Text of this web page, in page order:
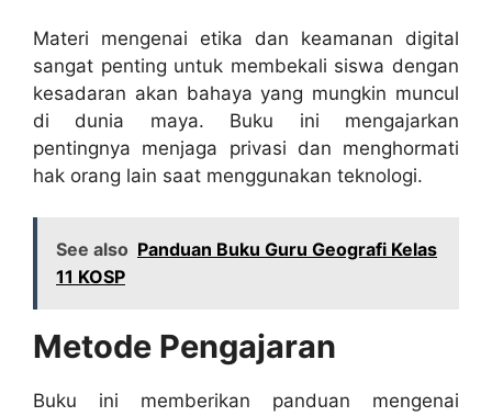
Materi mengenai etika dan keamanan digital
sangat penting untuk membekali siswa dengan
kesadaran akan bahaya yang mungkin muncul
di dunia maya. Buku ini mengajarkan
pentingnya menjaga privasi dan menghormati
hak orang lain saat menggunakan teknologi.
See also Panduan Buku Guru Geografi Kelas
11 KOSP
Metode Pengajaran
Buku ini memberikan panduan mengenai